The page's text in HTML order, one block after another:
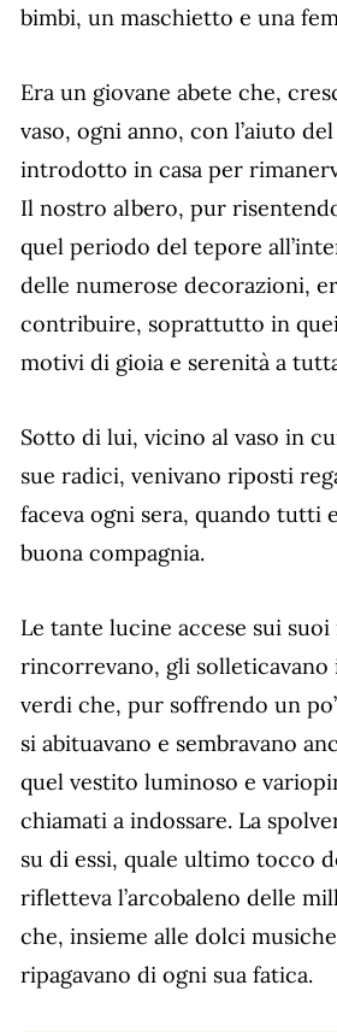
bimbi, un maschietto e una
Era un giovane abete che,
vaso, ogni anno, con l’aiuto
introdotto in casa per
Il nostro albero, pur
quel periodo del tepore
delle numerose decorazioni,
contribuire, soprattutto in
motivi di gioia e serenità a
Sotto di lui, vicino al vaso in
sue radici, venivano riposti
faceva ogni sera, quando tutti
buona compagnia.
Le tante lucine accese sui suoi
rincorrevano, gli solleticavano
verdi che, pur soffrendo un
si abituavano e sembravano
quel vestito luminoso e
chiamati a indossare. La
su di essi, quale ultimo tocco
rifletteva l’arcobaleno delle
che, insieme alle dolci
ripagavano di ogni sua fatica.